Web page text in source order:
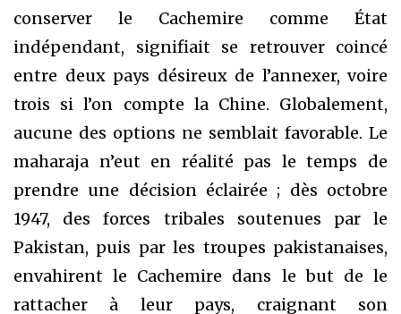
conserver le Cachemire comme État
indépendant, signifiait se retrouver coincé
entre deux pays désireux de l’annexer, voire
trois si l’on compte la Chine. Globalement,
aucune des options ne semblait favorable. Le
maharaja n’eut en réalité pas le temps de
prendre une décision éclairée ; dès octobre
1947, des forces tribales soutenues par le
Pakistan, puis par les troupes pakistanaises,
envahirent le Cachemire dans le but de le
rattacher à leur pays, craignant son